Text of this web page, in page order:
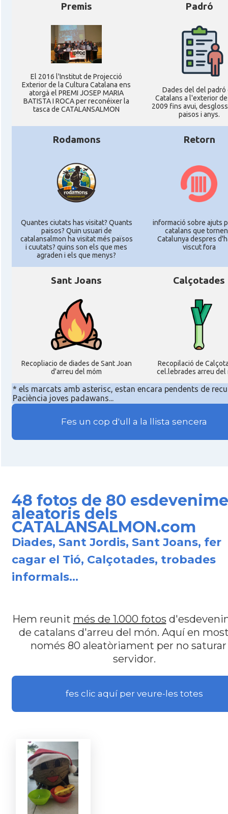
Premis
El 2016 l'Institut de Projecció
Exterior de la Cultura Catalana ens
atorgà el PREMI JOSEP MARIA
BATISTA I ROCA per reconéixer la
tasca de CATALANSALMON
Padró
Dades del del padró
Catalans a l'exterior
2009 fins avui,
paisos i anys.
Rodamons
Quantes ciutats has visitat? Quants
paisos? Quin usuari de
catalansalmon ha visitat més països
i cuutats? quins son els que mes
agraden i els que menys?
Retorn
informació sobre ajuts
catalans que
Catalunya despres
viscut fora
Sant Joans
Recopliacio de diades de Sant Joan
d'arreu del móm
Calçotades
Recopilació de
cel.lebrades arreu del
* els marcats amb asterisc, estan encara pendents de
Paciència joves padawans...
Fes un cop d'ull a la llista sencera
48 fotos de 80
aleatoris dels
CATALANSALMON.com
Diades, Sant Jordis, Sant Joans, fer
cagar el Tió, Calçotades, trobades
informals...
Hem reunit més de 1.000 fotos
de catalans d'arreu del món. Aquí en
només 80 aleatòriament per no saturar
servidor.
fes clic aquí per veure-les totes